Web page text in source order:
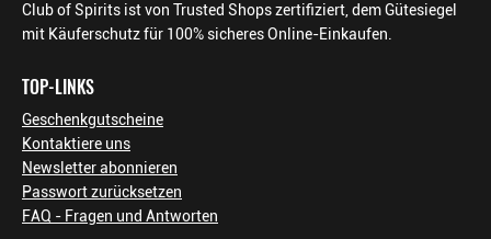
Club of Spirits ist von Trusted Shops zertifiziert, dem Gütesiegel
mit Käuferschutz für 100% sicheres Online-Einkaufen.
TOP-LINKS
Geschenkgutscheine
Kontaktiere uns
Newsletter abonnieren
Passwort zurücksetzen
FAQ - Fragen und Antworten